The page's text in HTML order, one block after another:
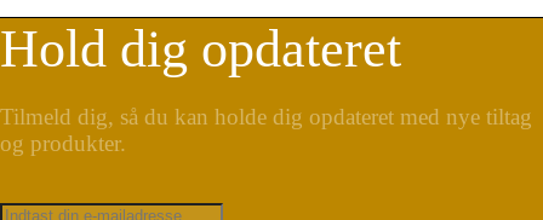
Hold dig opdateret
Tilmeld dig, så du kan holde dig opdateret med nye tiltag
og produkter.